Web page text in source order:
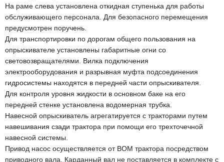
На раме слева установлена откидная ступенька для работы
обслуживающего персонала. Для безопасного перемещения
предусмотрен поручень.
Для транспортировки по дорогам общего пользования на
опрыскивателе установлены габаритные огни со
световозвращателями. Вилка подключения
электрооборудования и разрывная муфта подсоединения
гидросистемы находятся в передней части опрыскивателя.
Для контроля уровня жидкости в основном баке на его
передней стенке установлена водомерная трубка.
Навесной опрыскиватель агрегатируется с тракторами путем
навешивания сзади трактора при помощи его трехточечной
навесной системы.
Привод насос осуществляется от ВОМ трактора посредством
приводного вала. Карданный вал не поставляется в комплекте с